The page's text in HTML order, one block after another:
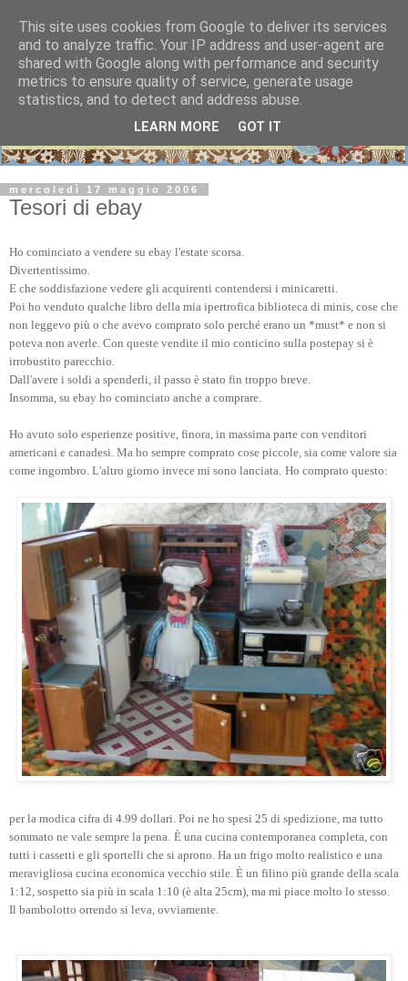
mercoledì 17 maggio 2006
Tesori di ebay
Ho cominciato a vendere su ebay l'estate scorsa.
Divertentissimo.
E che soddisfazione vedere gli acquirenti contendersi i minicaretti.
Poi ho venduto qualche libro della mia ipertrofica biblioteca di minis, cose che
non leggevo più o che avevo comprato solo perché erano un *must* e non si
poteva non averle. Con queste vendite il mio conticino sulla postepay si è
irrobustito parecchio.
Dall'avere i soldi a spenderli, il passo è stato fin troppo breve.
Insomma, su ebay ho cominciato anche a comprare.
Ho avuto solo esperienze positive, finora, in massima parte con venditori
americani e canadesi. Ma ho sempre comprato cose piccole, sia come valore sia
come ingombro. L'altro giorno invece mi sono lanciata. Ho comprato questo:
per la modica cifra di 4.99 dollari. Poi ne ho spesi 25 di spedizione, ma tutto
sommato ne vale sempre la pena. È una cucina contemporanea completa, con
tutti i cassetti e gli sportelli che si aprono. Ha un frigo molto realistico e una
meravigliosa cucina economica vecchio stile. È un filino più grande della scala
1:12, sospetto sia più in scala 1:10 (è alta 25cm), ma mi piace molto lo stesso.
Il bambolotto orrendo si leva, ovviamente.
This site uses cookies from Google to deliver its services
and to analyze traffic. Your IP address and user-agent are
shared with Google along with performance and security
metrics to ensure quality of service, generate usage
statistics, and to detect and address abuse.
LEARN MORE GOT IT